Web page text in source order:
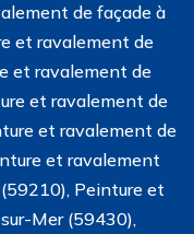
de façade à
et ravalement de
et ravalement de
et ravalement de
et ravalement de
et ravalement
Peinture et
Mer (59430),